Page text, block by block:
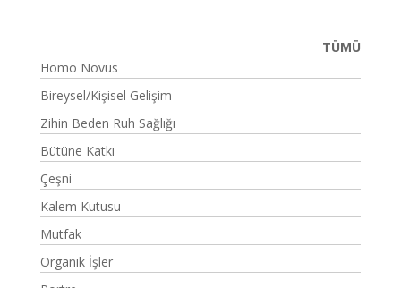
TÜMÜ
Homo Novus
Bireysel/Kişisel Gelişim
Zihin Beden Ruh Sağlığı
Bütüne Katkı
Çeşni
Kalem Kutusu
Mutfak
Organik İşler